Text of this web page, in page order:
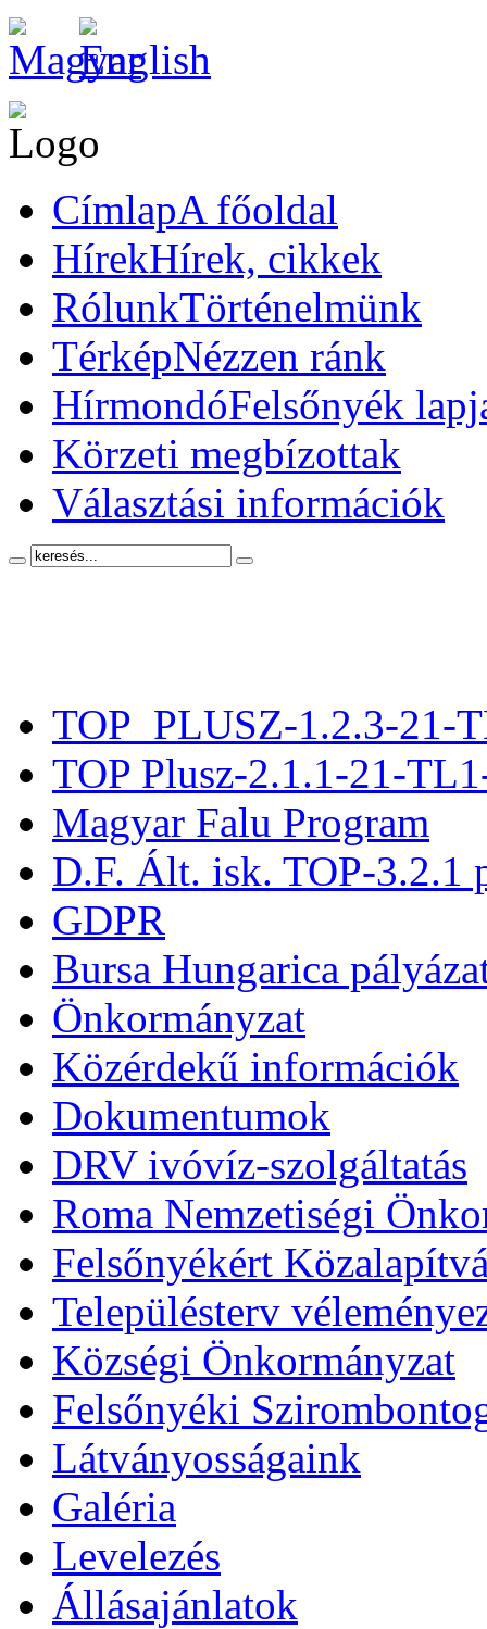
CímlapA főoldal
HírekHírek, cikkek
RólunkTörténelmünk
TérképNézzen ránk
HírmondóFelsőnyék
Körzeti megbízottak
Választási információk
TOP_PLUSZ-1.2.3-21-
TOP Plusz-2.1.1-21-
Magyar Falu Program
D.F. Ált. isk. TOP-3.2.1
GDPR
Bursa Hungarica
Önkormányzat
Közérdekű információk
Dokumentumok
DRV ivóvíz-szolgáltatás
Roma Nemzetiségi
Felsőnyékért
Településterv
Községi Önkormányzat
Felsőnyéki
Látványosságaink
Galéria
Levelezés
Állásajánlatok